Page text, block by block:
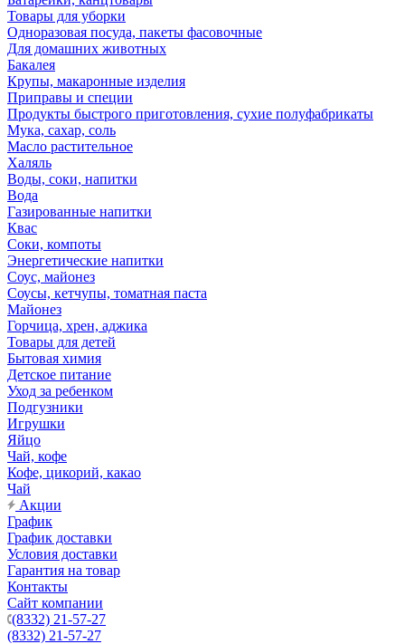
Товары для уборки
Одноразовая посуда, пакеты фасовочные
Для домашних животных
Бакалея
Крупы, макаронные изделия
Приправы и специи
Продукты быстрого приготовления, сухие полуфабрикаты
Мука, сахар, соль
Масло растительное
Халяль
Воды, соки, напитки
Вода
Газированные напитки
Квас
Соки, компоты
Энергетические напитки
Соус, майонез
Соусы, кетчупы, томатная паста
Майонез
Горчица, хрен, аджика
Товары для детей
Бытовая химия
Детское питание
Уход за ребенком
Подгузники
Игрушки
Яйцо
Чай, кофе
Кофе, цикорий, какао
Чай
Акции
График
График доставки
Условия доставки
Гарантия на товар
Контакты
Сайт компании
(8332) 21-57-27
(8332) 21-57-27